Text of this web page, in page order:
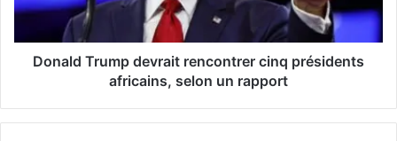
Donald Trump devrait rencontrer cinq présidents
africains, selon un rapport